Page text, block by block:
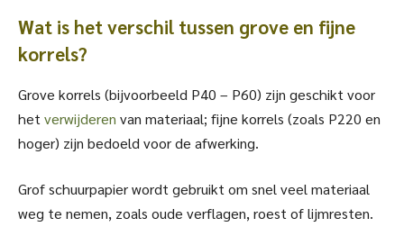
Wat is het verschil tussen grove en fijne
korrels?
Grove korrels (bijvoorbeeld P40 – P60) zijn geschikt voor
het verwijderen van materiaal; fijne korrels (zoals P220 en
hoger) zijn bedoeld voor de afwerking.
Grof schuurpapier wordt gebruikt om snel veel materiaal
weg te nemen, zoals oude verflagen, roest of lijmresten.